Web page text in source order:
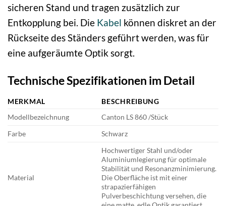
sicheren Stand und tragen zusätzlich zur
Entkopplung bei. Die Kabel können diskret an der
Rückseite des Ständers geführt werden, was für
eine aufgeräumte Optik sorgt.
Technische Spezifikationen im Detail
MERKMAL
BESCHREIBUNG
Modellbezeichnung
Canton LS 860 /Stück
Farbe
Schwarz
Material
Hochwertiger Stahl und/oder
Aluminiumlegierung für optimale
Stabilität und Resonanzminimierung.
Die Oberfläche ist mit einer
strapazierfähigen
Pulverbeschichtung versehen, die